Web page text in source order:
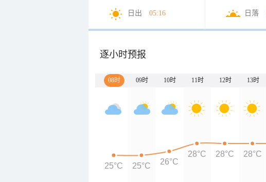
日出 05:16 日落
逐小时预报
08时 09时 10时 11时 12时 13时
25°C 25°C 26°C
28°C 28°C 28°C